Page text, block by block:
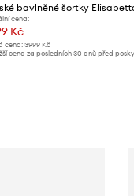
cena:
Kč
cena: 3999 Kč
cena za posledních 30 dnů před